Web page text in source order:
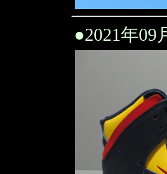
●2021年09